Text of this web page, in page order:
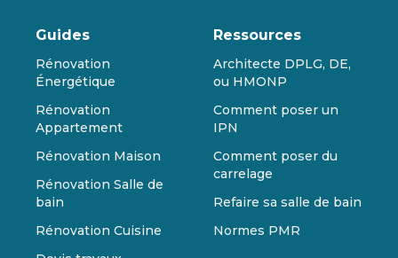
Guides
Rénovation
Énergétique
Rénovation
Appartement
Rénovation Maison
Rénovation Salle de
bain
Rénovation Cuisine
Ressources
Architecte DPLG, DE,
ou HMONP
Comment poser un
IPN
Comment poser du
carrelage
Refaire sa salle de bain
Normes PMR